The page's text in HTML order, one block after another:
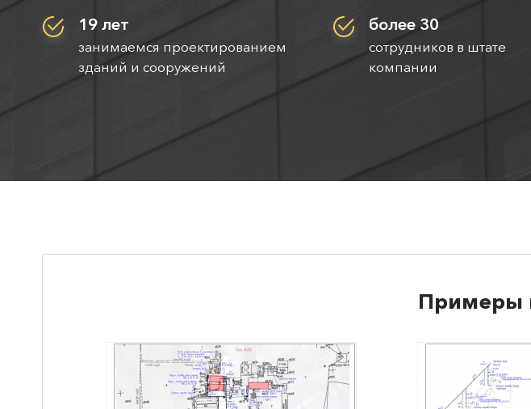
19 лет
занимаемся проектированием
зданий и сооружений
более 30
сотрудников в штате
компании
Примеры